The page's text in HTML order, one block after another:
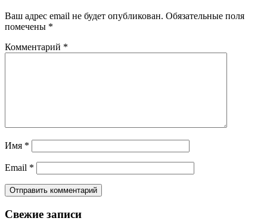
Ваш адрес email не будет опубликован. Обязательные поля
помечены *
Комментарий *
Имя *
Email *
Свежие записи